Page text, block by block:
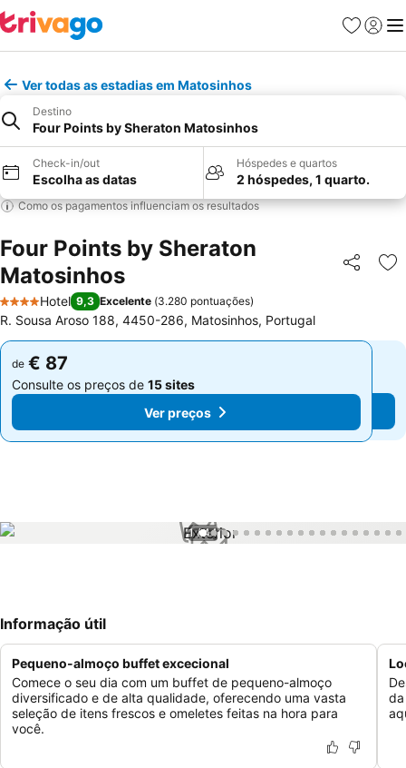
Favoritos
Iniciar
Ver todas as estadias em Matosinhos
Destino
Four Points by Sheraton Matosinhos
Check-in/out
Escolha as datas
Hóspedes e quartos
2 hóspedes, 1 quarto.
Como os pagamentos influenciam os resultados
Four Points by Sheraton
Matosinhos
Partilhar
4 Estrelas
Hotel 9,3 Excelente (3.280 pontuações)
R. Sousa Aroso 188, 4450-286, Matosinhos, Portugal
de € 87
Consulte os preços de 15 sites
Ver preços
de € 87
Consulte os preços de 15 sites
Ver preços
1 / 44
Informação útil
Pequeno-almoço buffet excecional
Comece o seu dia com um buffet de pequeno-almoço
diversificado e de alta qualidade, oferecendo uma vasta
seleção de itens frescos e omeletes feitas na hora para
você.